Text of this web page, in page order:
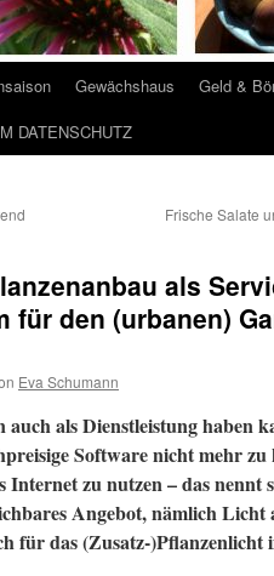
Gewächshaus Geld &
DATENSCHUTZ
Frische Salate
als
für den (urbanen)
Eva Schumann
auch als Dienstleistung haben
Software nicht mehr zu
zu nutzen – das nennt
Angebot, nämlich Licht
für das (Zusatz-)Pflanzenlicht